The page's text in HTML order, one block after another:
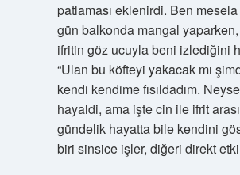
patlaması eklenirdi. Ben
gün balkonda mangal
ifritin göz ucuyla beni izlediğini
“Ulan bu köfteyi yakacak mı
kendi kendime fısıldadım.
hayaldi, ama işte cin ile ifrit
gündelik hayatta bile kendini
biri sinsice işler, diğeri direkt